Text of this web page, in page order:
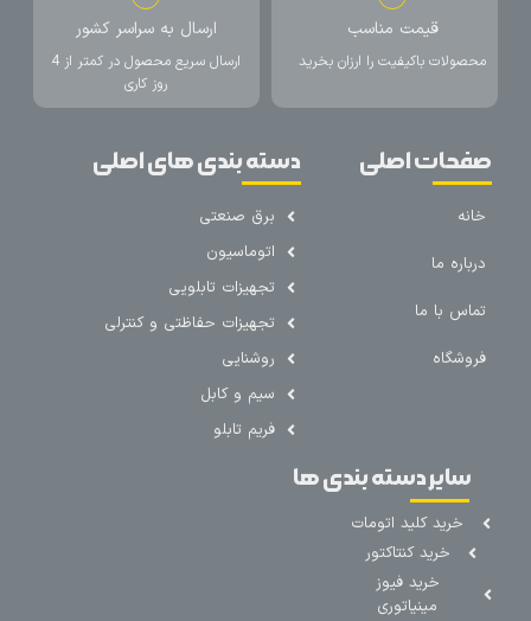
قیمت مناسب
محصولات باکیفیت را ارزان بخرید
ارسال به سراسر کشور
ارسال سریع محصول در کمتر از 4
روز کاری
صفحات اصلی
خانه
درباره ما
تماس با ما
فروشگاه
دسته بندی های اصلی
برق صنعتی
اتوماسیون
تجهیزات تابلویی
تجهیزات حفاظتی و کنترلی
روشنایی
سیم و کابل
فریم تابلو
سایر دسته بندی ها
خرید کلید اتومات
خرید کنتاکتور
خرید فیوز
مینیاتوری